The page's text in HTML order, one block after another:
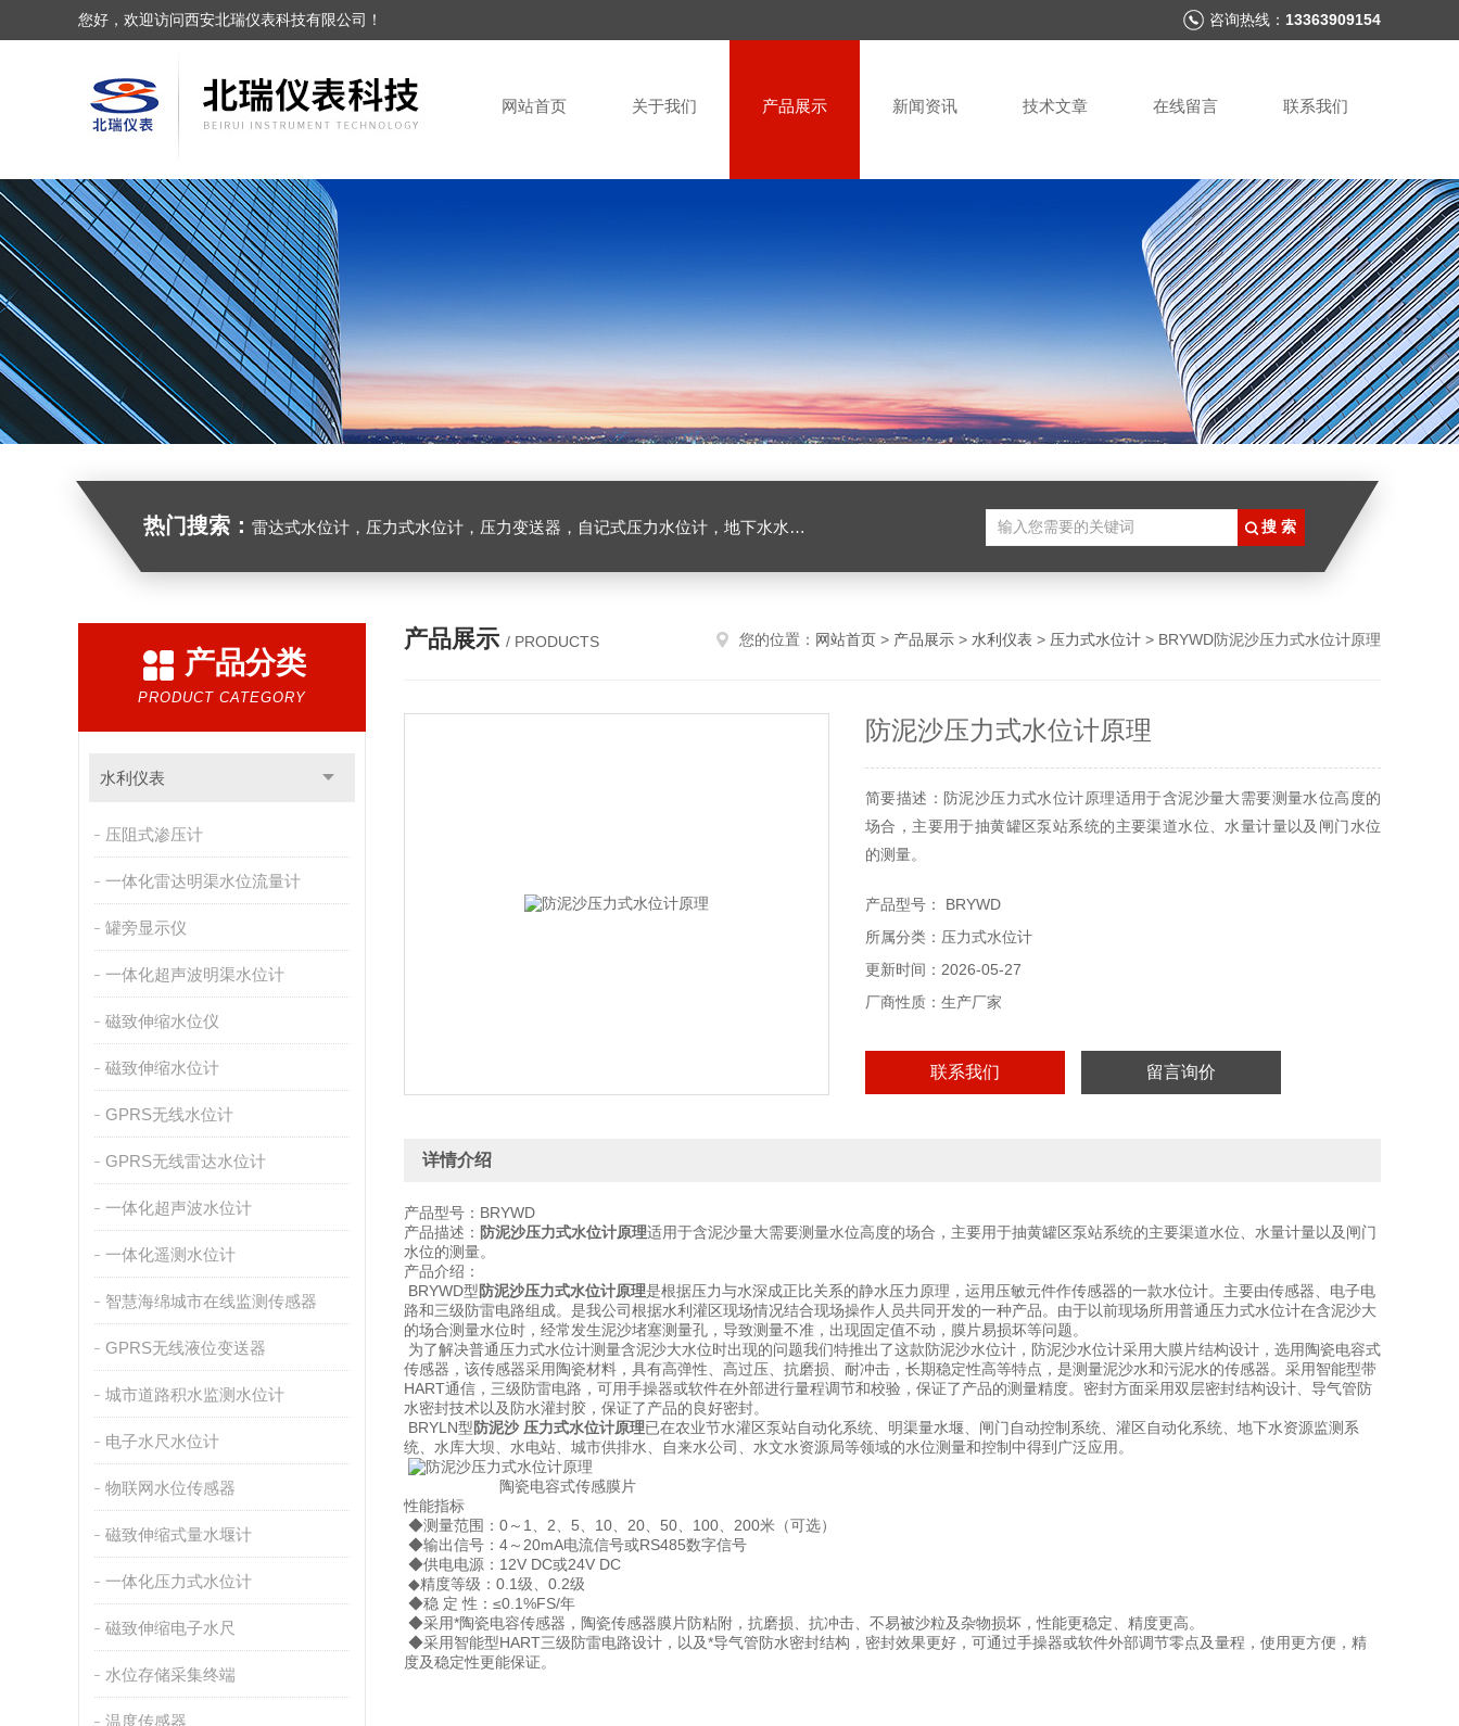
您好，欢迎访问西安北瑞仪表科技有限公司！ 咨询热线： 13363909154
网站首页 关于我们 产品展示 新闻资讯 技术文章 在线留言 联系我们
热门搜索： 雷达式水位计，压力式水位计，压力变送器，自记式压力水位计，地下水水位计
产品分类
PRODUCT CATEGORY
水利仪表
压阻式渗压计
一体化雷达明渠水位流量计
罐旁显示仪
一体化超声波明渠水位计
磁致伸缩水位仪
磁致伸缩水位计
GPRS无线水位计
GPRS无线雷达水位计
一体化超声波水位计
一体化遥测水位计
智慧海绵城市在线监测传感器
GPRS无线液位变送器
城市道路积水监测水位计
电子水尺水位计
物联网水位传感器
磁致伸缩式量水堰计
一体化压力式水位计
磁致伸缩电子水尺
水位存储采集终端
温度传感器
产品展示 / PRODUCTS 您的位置： 网站首页 > 产品展示 > 水利仪表 > 压力式水位计 > BRYWD防泥沙压力式水位计原理
防泥沙压力式水位计原理
简要描述：防泥沙压力式水位计原理适用于含泥沙量大需要测量水位高度的
场合，主要用于抽黄罐区泵站系统的主要渠道水位、水量计量以及闸门水位
的测量。
产品型号： BRYWD
所属分类：压力式水位计
更新时间：2026-05-27
厂商性质：生产厂家
联系我们 留言询价
详情介绍
产品型号：BRYWD
产品描述： 防泥沙压力式水位计原理适用于含泥沙量大需要测量水位高度的场合，主要用于抽黄罐区泵站系统的主要渠道水位、水量计量以及闸门
水位的测量。
产品介绍：
BRYWD型防泥沙压力式水位计原理是根据压力与水深成正比关系的静水压力原理，运用压敏元件作传感器的一款水位计。主要由传感器、电子电
路和三级防雷电路组成。是我公司根据水利灌区现场情况结合现场操作人员共同开发的一种产品。由于以前现场所用普通压力式水位计在含泥沙大
的场合测量水位时，经常发生泥沙堵塞测量孔，导致测量不准，出现固定值不动，膜片易损坏等问题。
为了解决普通压力式水位计测量含泥沙大水位时出现的问题我们特推出了这款防泥沙水位计，防泥沙水位计采用大膜片结构设计，选用陶瓷电容式
传感器，该传感器采用陶瓷材料，具有高弹性、高过压、抗磨损、耐冲击，长期稳定性高等特点，是测量泥沙水和污泥水的传感器。采用智能型带
HART通信，三级防雷电路，可用手操器或软件在外部进行量程调节和校验，保证了产品的测量精度。密封方面采用双层密封结构设计、导气管防
水密封技术以及防水灌封胶，保证了产品的良好密封。
BRYLN型防泥沙 压力式水位计原理已在农业节水灌区泵站自动化系统、明渠量水堰、闸门自动控制系统、灌区自动化系统、地下水资源监测系
统、水库大坝、水电站、城市供排水、自来水公司、水文水资源局等领域的水位测量和控制中得到广泛应用。
陶瓷电容式传感膜片
性能指标
◆测量范围：0～1、2、5、10、20、50、100、200米（可选）
◆输出信号：4～20mA电流信号或RS485数字信号
◆供电电源：12V DC或24V DC
◆精度等级：0.1级、0.2级
◆稳 定 性：≤0.1%FS/年
◆采用*陶瓷电容传感器，陶瓷传感器膜片防粘附，抗磨损、抗冲击、不易被沙粒及杂物损坏，性能更稳定、精度更高。
◆采用智能型HART三级防雷电路设计，以及*导气管防水密封结构，密封效果更好，可通过手操器或软件外部调节零点及量程，使用更方便，精
度及稳定性更能保证。